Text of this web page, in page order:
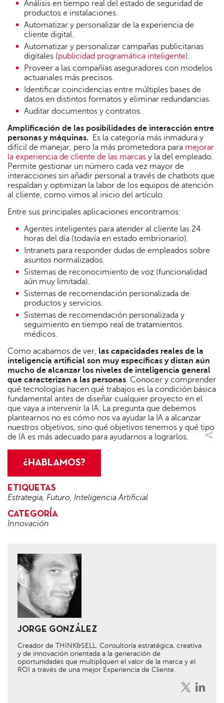
Análisis en tiempo real del estado de seguridad de
productos e instalaciones.
Automatizar y personalizar de la experiencia de
cliente digital.
Automatizar y personalizar campañas publicitarias
digitales (publicidad programática inteligente).
Proveer a las compañías aseguradores con modelos
actuariales más precisos.
Identificar coincidencias entre múltiples bases de
datos en distintos formatos y eliminar redundancias.
Auditar documentos y contratos.
Amplificación de las posibilidades de interacción entre
personas y máquinas.
Es la categoría más inmadura y
difícil de manejar, pero la más prometedora para mejorar
la experiencia de cliente de las marcas y la del empleado.
Permite gestionar un número cada vez mayor de
interacciones sin añadir personal a través de chatbots que
respaldan y optimizan la labor de los equipos de atención
al cliente, como vimos al inicio del artículo.
Entre sus principales aplicaciones encontramos:
Agentes inteligentes para atender al cliente las 24
horas del día (todavía en estado embrionario).
Intranets para responder dudas de empleados sobre
asuntos normalizados.
Sistemas de reconocimiento de voz (funcionalidad
aún muy limitada).
Sistemas de recomendación personalizada de
productos y servicios.
Sistemas de recomendación personalizada y
seguimiento en tiempo real de tratamientos
médicos.
Como acabamos de ver, las capacidades reales de la
inteligencia artificial son muy específicas y distan aún
mucho de alcanzar los niveles de inteligencia general
que caracterizan a las personas. Conocer y comprender
qué tecnologías hacen qué trabajos es la condición básica
fundamental antes de diseñar cualquier proyecto en el
que vaya a intervenir la IA. La pregunta que debemos
plantearnos no es cómo nos va ayudar la IA a alcanzar
nuestros objetivos, sino qué objetivos tenemos y qué tipo
de IA es más adecuado para ayudarnos a lograrlos.
¿HABLAMOS?
ETIQUETAS
Estrategia, Futuro, Inteligencia Artificial
CATEGORÍA
Innovación
JORGE GONZÁLEZ
Creador de THINK&SELL. Consultoría estratégica, creativa
y de innovación orientada a la generación de
oportunidades que multipliquen el valor de la marca y el
ROI a través de una mejor Experiencia de Cliente.